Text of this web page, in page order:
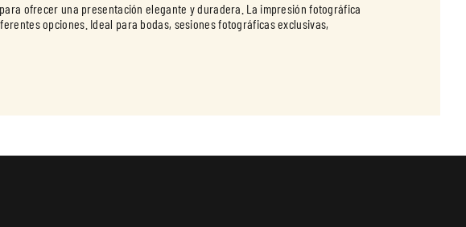
ofrecer una presentación elegante y duradera. La impresión fotográfica
opciones. Ideal para bodas, sesiones fotográficas exclusivas,